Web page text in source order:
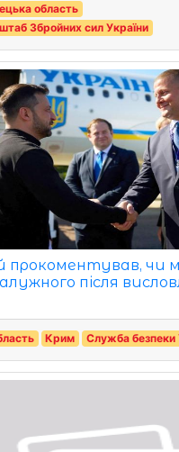
область
Збройних сил України
прокоментував, чи
після
Крим Служба безпеки